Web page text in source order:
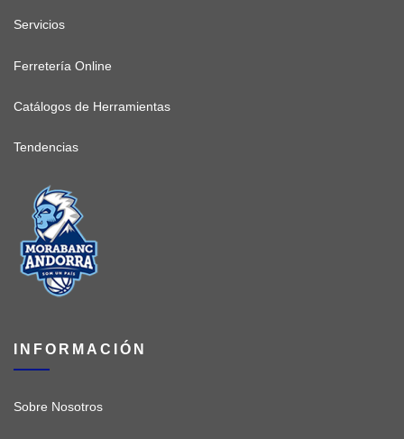
Servicios
Ferretería Online
Catálogos de Herramientas
Tendencias
INFORMACIÓN
Sobre Nosotros